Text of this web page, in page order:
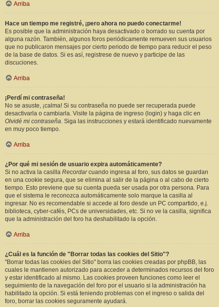
Arriba
Hace un tiempo me registré, ¡pero ahora no puedo conectarme!
Es posible que la administración haya desactivado o borrado su cuenta por
alguna razón. También, algunos foros periódicamente remueven sus usuarios
que no publicaron mensajes por cierto periodo de tiempo para reducir el peso
de la base de datos. Si es así, registrese de nuevo y participe de las
discuciones.
Arriba
¡Perdí mi contraseña!
No se asuste, ¡calma! Si su contraseña no puede ser recuperada puede
desactivarla o cambiarla. Visite la página de ingreso (login) y haga clic en
Olvidé mi contraseña. Siga las instrucciones y estará identificado nuevamente
en muy poco tiempo.
Arriba
¿Por qué mi sesión de usuario expira automáticamente?
Si no activa la casilla Recordarcuando ingresa al foro, sus datos se guardan
en una cookie segura, que se elimina al salir de la página o al cabo de cierto
tiempo. Esto previene que su cuenta pueda ser usada por otra persona. Para
que el sistema le reconozca automáticamente solo marque la casilla al
ingresar. No es recomendable si accede al foro desde un PC compartido, e.j.
biblioteca, cyber-cafés, PCs de universidades, etc. Si no ve la casilla, significa
que la administración del foro ha deshabilitado la opción.
Arriba
¿Cuál es la función de "Borrar todas las cookies del Sitio"?
"Borrar todas las cookies del Sitio" borra las cookies creadas por phpBB, las
cuales le mantienen autorizado para acceder a determinados recursos del foro
y estar identificado al mismo. Las cookies proveen funciones como leer el
seguimiento de la navegación del foro por el usuario si la administración ha
habilitado la opción. Si está teniendo problemas con el ingreso o salida del
foro, borrar las cookies seguramente ayudará.